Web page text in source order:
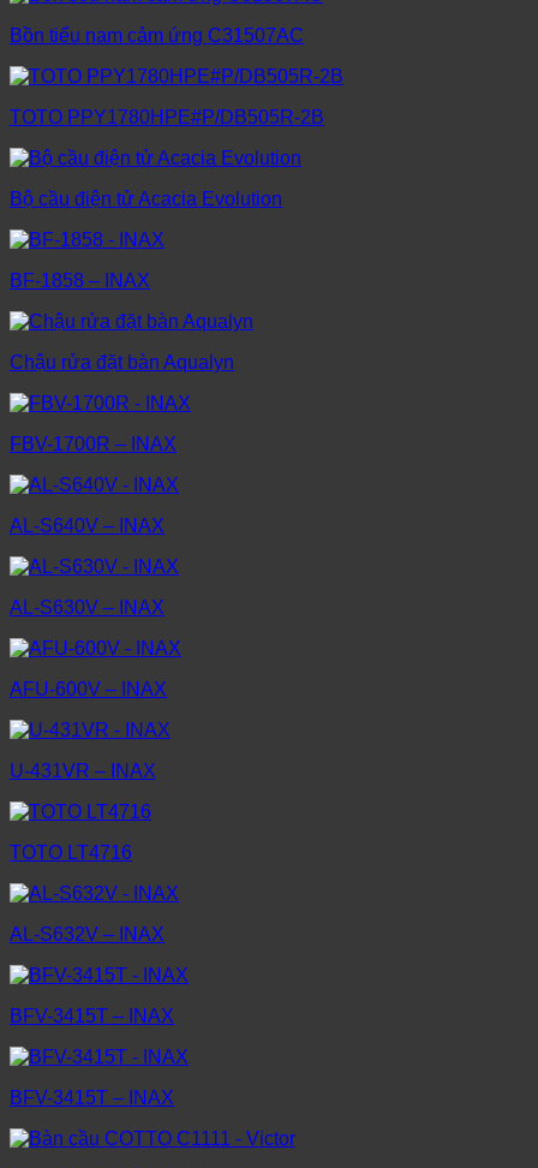
Bồn tiểu nam cảm ứng C31507AC
TOTO PPY1780HPE#P/DB505R-2B
Bộ cầu điện tử Acacia Evolution
BF-1858 – INAX
Chậu rửa đặt bàn Aqualyn
FBV-1700R – INAX
AL-S640V – INAX
AL-S630V – INAX
AFU-600V – INAX
U-431VR – INAX
TOTO LT4716
AL-S632V – INAX
BFV-3415T – INAX
BFV-3415T – INAX